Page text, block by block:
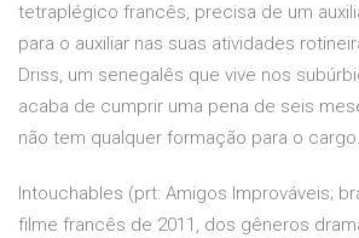
tetraplégico francês, precisa de um
para o auxiliar nas suas atividades
Driss, um senegalês que vive nos
acaba de cumprir uma pena de seis
não tem qualquer formação para o cargo.
Intouchables (prt: Amigos Improváveis;
filme francês de 2011, dos gêneros